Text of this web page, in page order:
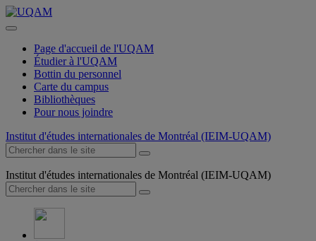
Page d'accueil de l'UQAM
Étudier à l'UQAM
Bottin du personnel
Carte du campus
Bibliothèques
Pour nous joindre
Institut d'études internationales de Montréal (IEIM-UQAM)
Institut d'études internationales de Montréal (IEIM-UQAM)